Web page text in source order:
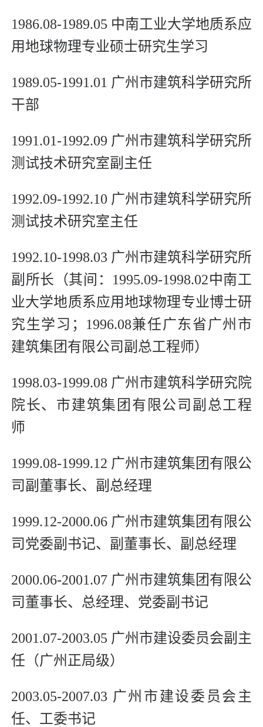
1986.08-1989.05 中南工业大学地质系应
用地球物理专业硕士研究生学习
1989.05-1991.01 广州市建筑科学研究所
干部
1991.01-1992.09 广州市建筑科学研究所
测试技术研究室副主任
1992.09-1992.10 广州市建筑科学研究所
测试技术研究室主任
1992.10-1998.03 广州市建筑科学研究所
副所长（其间：1995.09-1998.02中南工
业大学地质系应用地球物理专业博士研
究生学习；1996.08兼任广东省广州市
建筑集团有限公司副总工程师）
1998.03-1999.08 广州市建筑科学研究院
院长、市建筑集团有限公司副总工程
师
1999.08-1999.12 广州市建筑集团有限公
司副董事长、副总经理
1999.12-2000.06 广州市建筑集团有限公
司党委副书记、副董事长、副总经理
2000.06-2001.07 广州市建筑集团有限公
司董事长、总经理、党委副书记
2001.07-2003.05 广州市建设委员会副主
任（广州正局级）
2003.05-2007.03 广州市建设委员会主
任、工委书记